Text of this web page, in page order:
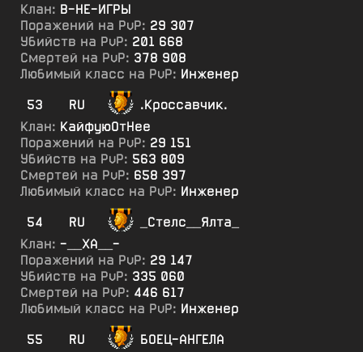
Клан: В-НЕ-ИГРЫ
Поражений на PvP: 29 307
Убийств на PvP: 201 668
Смертей на PvP: 378 908
Любимый класс на PvP: Инженер
53
RU
.Кроссавчик.
Клан: КайфуюОтНее
Поражений на PvP: 29 151
Убийств на PvP: 563 809
Смертей на PvP: 658 397
Любимый класс на PvP: Инженер
54
RU
_Стелс__Ялта_
Клан: -__ХА__-
Поражений на PvP: 29 147
Убийств на PvP: 335 060
Смертей на PvP: 446 617
Любимый класс на PvP: Инженер
55
RU
БОЕЦ-АНГЕЛА